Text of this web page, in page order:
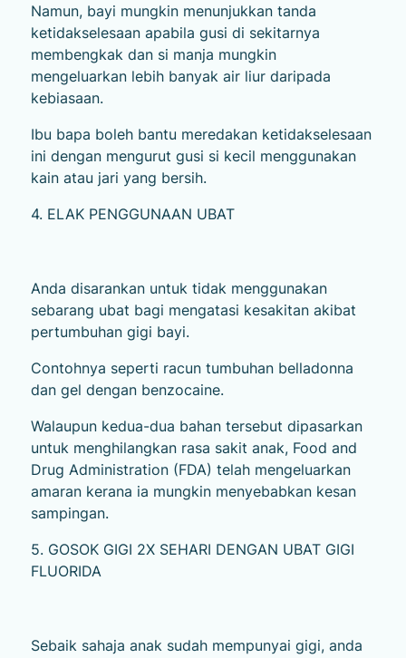
Namun, bayi mungkin menunjukkan tanda
ketidakselesaan apabila gusi di sekitarnya
membengkak dan si manja mungkin
mengeluarkan lebih banyak air liur daripada
kebiasaan.
Ibu bapa boleh bantu meredakan ketidakselesaan
ini dengan mengurut gusi si kecil menggunakan
kain atau jari yang bersih.
4. ELAK PENGGUNAAN UBAT
Anda disarankan untuk tidak menggunakan
sebarang ubat bagi mengatasi kesakitan akibat
pertumbuhan gigi bayi.
Contohnya seperti racun tumbuhan belladonna
dan gel dengan benzocaine.
Walaupun kedua-dua bahan tersebut dipasarkan
untuk menghilangkan rasa sakit anak, Food and
Drug Administration (FDA) telah mengeluarkan
amaran kerana ia mungkin menyebabkan kesan
sampingan.
5. GOSOK GIGI 2X SEHARI DENGAN UBAT GIGI
FLUORIDA
Sebaik sahaja anak sudah mempunyai gigi, anda